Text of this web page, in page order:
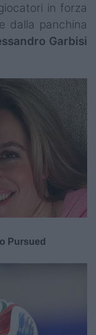
in forza
dalla panchina
Garbisi